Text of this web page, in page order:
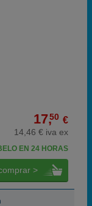
17,50 €
14,46 € iva ex
EN 24 HORAS
>